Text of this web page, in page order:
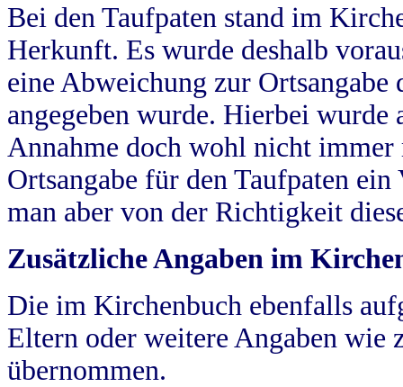
Bei den Taufpaten stand im
Herkunft. Es wurde deshalb
eine Abweichung zur
angegeben wurde. Hierbei wurde
Annahme doch wohl nicht
Ortsangabe für den Taufpaten
man aber von der Richtigkeit
Zusätzliche Angaben im
Die im Kirchenbuch ebenfalls
Eltern oder weitere Angaben wie
übernommen.